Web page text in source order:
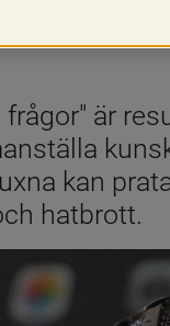
är
kan
hatbrott.